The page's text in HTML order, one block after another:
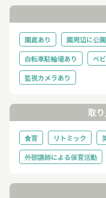
園庭あり 園周辺に公
自転車駐輪場あり
ベ
監視カメラあり
取
食育 リトミック
外部講師による保育活動